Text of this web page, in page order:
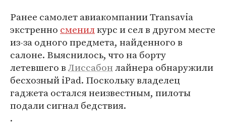
Ранее самолет авиакомпании Transavia
экстренно сменилкурс и сел в другом месте
из-за одного предмета, найденного в
салоне. Выяснилось, что на борту
летевшего вЛиссабонлайнера обнаружили
бесхозный iPad. Поскольку владелец
гаджета остался неизвестным, пилоты
подали сигнал бедствия.
.